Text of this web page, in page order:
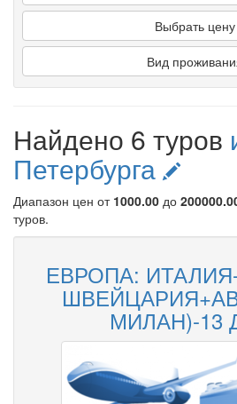
Выбрать цену
Вид
Найдено 6 туров
Петербурга
Диапазон цен от 1000.00 до
туров.
ЕВРОПА:
МИЛАН)-13